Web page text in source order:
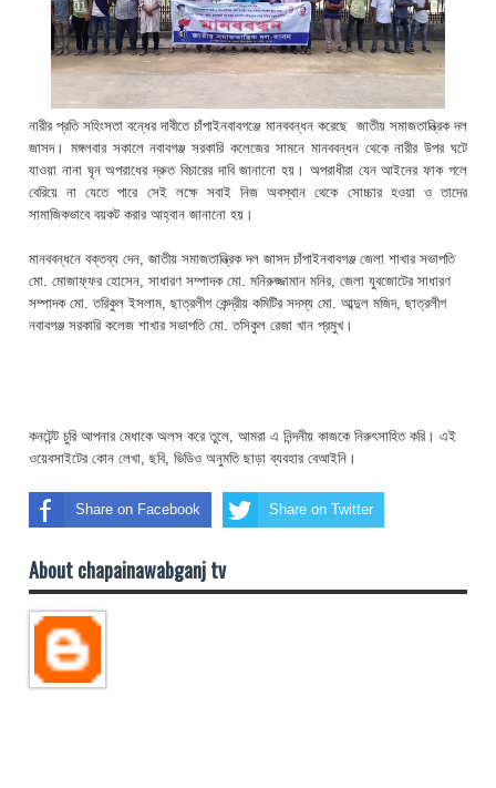
নারীর প্রতি সহিংসতা বন্ধের দাবীতে চাঁপাইনবাবগঞ্জে মানববন্ধন করেছে জাতীয় সমাজতান্ত্রিক দল
জাসদ। মঙ্গলবার সকালে নবাবগঞ্জ সরকারি কলেজের সামনে মানববন্ধন থেকে নারীর উপর ঘটে
যাওয়া নানা ঘৃন অপরাধের দ্রুত বিচারের দাবি জানানো হয়। অপরাধীরা যেন আইনের ফাক গলে
বেরিয়ে না যেতে পারে সেই লক্ষে সবাই নিজ অবস্থান থেকে সোচ্চার হওয়া ও তাদের
সামাজিকভাবে বয়কট করার আহ্বান জানানো হয়।
মানববন্ধনে বক্তব্য দেন, জাতীয় সমাজতান্ত্রিক দল জাসদ চাঁপাইনবাবগঞ্জ জেলা শাখার সভাপতি
মো. মোজাফ্ফর হোসেন, সাধারণ সম্পাদক মো. মনিরুজ্জামান মনির, জেলা যুবজোটের সাধারণ
সম্পাদক মো. তরিকুল ইসলাম, ছাত্রলীগ কেন্দ্রীয় কমিটির সদস্য মো. আব্দুল মজিদ, ছাত্রলীগ
নবাবগঞ্জ সরকারি কলেজ শাখার সভাপতি মো. তসিকুল রেজা খান প্রমুখ।
কনটেন্ট চুরি আপনার মেধাকে অলস করে তুলে, আমরা এ নিন্দনীয় কাজকে নিরুৎসাহিত করি। এই
ওয়েবসাইটের কোন লেখা, ছবি, ভিডিও অনুমতি ছাড়া ব্যবহার বেআইনি।
Share on Facebook Share on Twitter
About chapainawabganj tv